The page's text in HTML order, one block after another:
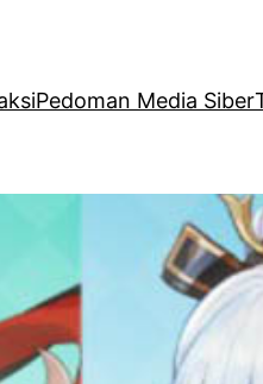
Pedoman Media Siber